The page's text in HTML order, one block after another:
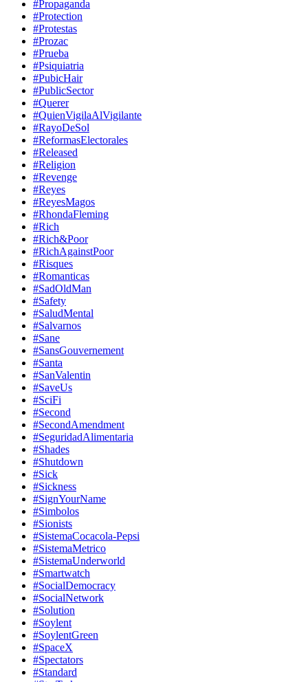
#Propaganda
#Protection
#Protestas
#Prozac
#Prueba
#Psiquiatria
#PubicHair
#PublicSector
#Querer
#QuienVigilaAlVigilante
#RayoDeSol
#ReformasElectorales
#Released
#Religion
#Revenge
#Reyes
#ReyesMagos
#RhondaFleming
#Rich
#Rich&Poor
#RichAgainstPoor
#Risques
#Romanticas
#SadOldMan
#Safety
#SaludMental
#Salvarnos
#Sane
#SansGouvernement
#Santa
#SanValentin
#SaveUs
#SciFi
#Second
#SecondAmendment
#SeguridadAlimentaria
#Shades
#Shutdown
#Sick
#Sickness
#SignYourName
#Simbolos
#Sionists
#SistemaCocacola-Pepsi
#SistemaMetrico
#SistemaUnderworld
#Smartwatch
#SocialDemocracy
#SocialNetwork
#Solution
#Soylent
#SoylentGreen
#SpaceX
#Spectators
#Standard